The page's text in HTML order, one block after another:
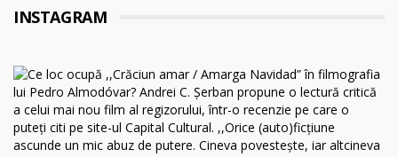
INSTAGRAM